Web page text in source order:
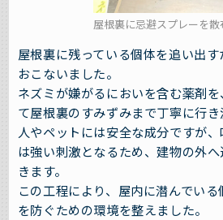
屋根裏に忌避スプレーを散
屋根裏に残っている個体を追い出
おこないました。
ネズミが嫌がるにおいを含む薬剤
て屋根裏のすみずみまで丁寧に行き
人やペットには安全な成分ですが
は強い刺激となるため、建物の外
きます。
この工程により、屋内に潜んでい
を防ぐための環境を整えました。